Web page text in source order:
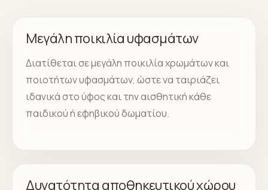
Μεγάλη ποικιλία υφασμάτων
Διατίθεται σε μεγάλη ποικιλία χρωμάτων και
ποιοτήτων υφασμάτων, ώστε να ταιριάζει
ιδανικά στο ύφος και την αισθητική κάθε
παιδικού ή εφηβικού δωματίου.
Δυνατότητα αποθηκευτικού χώρου